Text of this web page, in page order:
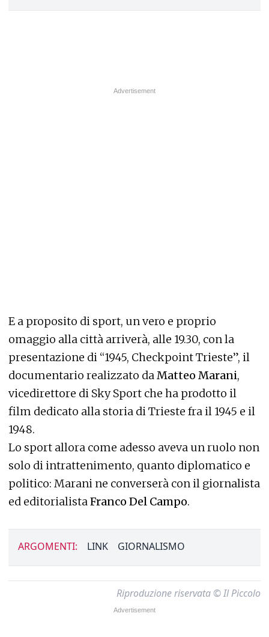
E a proposito di sport, un vero e proprio
omaggio alla città arriverà, alle 19.30, con la
presentazione di “1945, Checkpoint Trieste”, il
documentario realizzato daMatteo Marani,
vicedirettore di Sky Sport che ha prodotto il
film dedicato alla storia di Trieste fra il 1945 e il
1948.
Lo sport allora come adesso aveva un ruolo non
solo di intrattenimento, quanto diplomatico e
politico: Marani ne converserà con il giornalista
ed editorialistaFranco Del Campo.
ARGOMENTI: LINK GIORNALISMO
Riproduzione riservata © Il Piccolo